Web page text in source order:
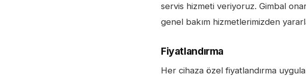
servis hizmeti veriyoruz. Gimbal
genel bakım hizmetlerimizden
Fiyatlandırma
Her cihaza özel fiyatlandırma